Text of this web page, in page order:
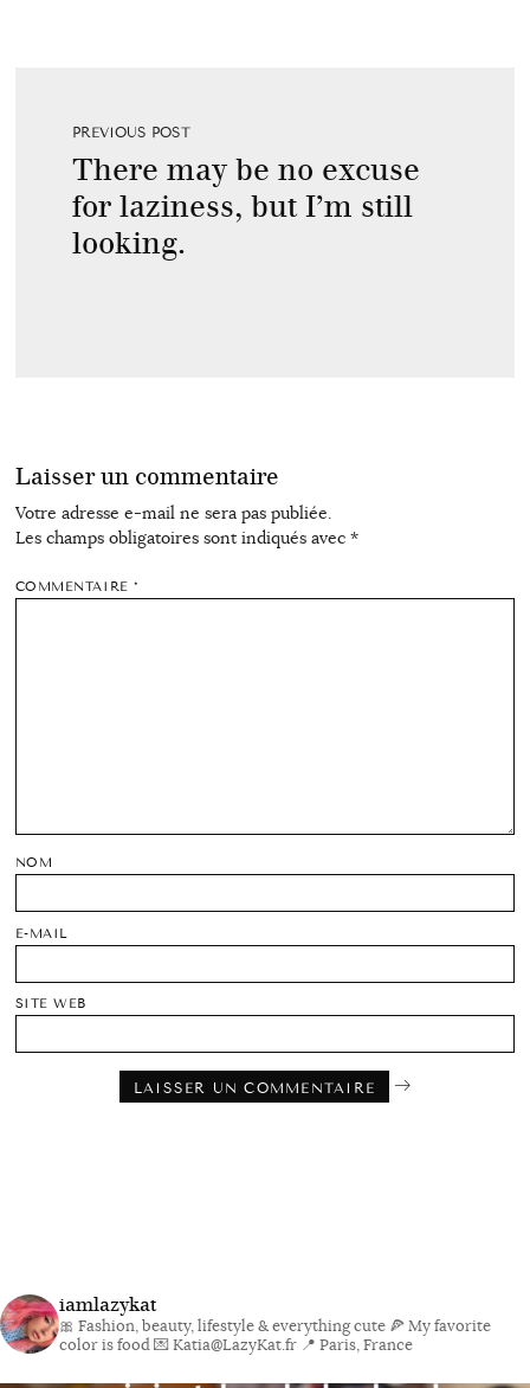
PREVIOUS POST
There may be no excuse
for laziness, but I’m still
looking.
Laisser un commentaire
Votre adresse e-mail ne sera pas publiée.
Les champs obligatoires sont indiqués avec *
COMMENTAIRE*
NOM
E-MAIL
SITE WEB
iamlazykat
🎀 Fashion, beauty, lifestyle & everything cute 🍕 My favorite
color is food💌 Katia@LazyKat.fr 📍 Paris, France